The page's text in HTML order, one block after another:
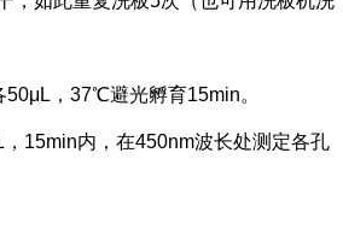
50μL，37℃避光孵育15min。
，15min内，在450nm波长处测定各孔